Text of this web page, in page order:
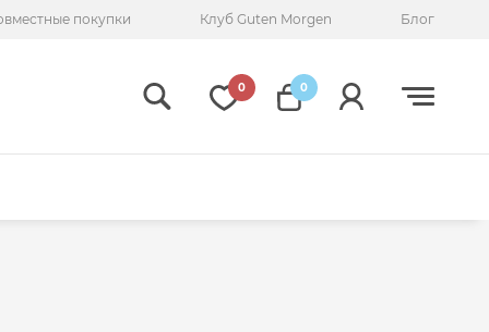
покупки Клуб Guten Morgen Блог
0 0